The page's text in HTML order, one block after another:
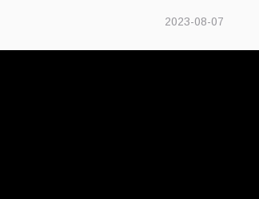
2023-08-07